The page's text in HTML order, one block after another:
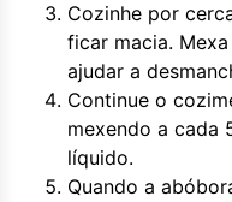
Cozinhe por
ficar macia.
ajudar a
Continue o
mexendo a cada
líquido.
Quando a